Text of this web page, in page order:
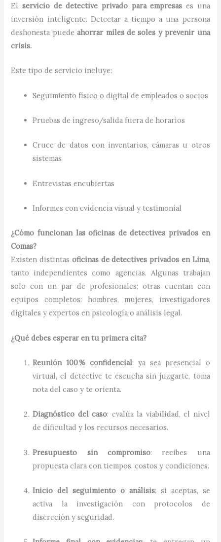
Elservicio de detective privado para empresas es una
inversión inteligente. Detectar a tiempo a una persona
deshonesta puedeahorrar miles de soles y prevenir una
crisis.
Este tipo de servicio incluye:
Seguimiento físico o digital de empleados o socios
Pruebas de ingreso/salida fuera de horarios
Cruce de datos con inventarios, cámaras u otros
sistemas
Entrevistas encubiertas
Informes con evidencia visual y testimonial
¿Cómo funcionan las oficinas de detectives privados en
Comas?
Existen distintas oficinas de detectives privados en Lima,
tanto independientes como agencias. Algunas trabajan
solo con un par de profesionales; otras cuentan con
equipos completos: hombres, mujeres, investigadores
digitales y expertos en psicología o análisis legal.
¿Qué debes esperar en tu primera cita?
Reunión 100 % confidencial: ya sea presencial o
virtual, el detective te escucha sin juzgarte, toma
nota del caso y te orienta.
Diagnóstico del caso: evalúa la viabilidad, el nivel
de dificultad y los recursos necesarios.
Presupuesto sin compromiso: recibes una
propuesta clara con tiempos, costos y condiciones.
Inicio del seguimiento o análisis: si aceptas, se
activa la investigación con protocolos de
discreción y seguridad.